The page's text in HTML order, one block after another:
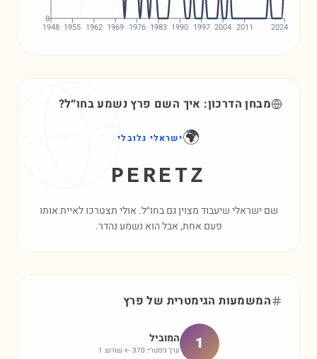
1948 1955 1962 1969 1976 1983 1990 1997 2004 2011 2024
0
מבחן הדרכון: איך השם פרץנשמע בחו״ל?
🌍ישראלי גלובלי
PERETZ
שם ישראלי שיעבוד מצוין גם בחו״ל. אולי תצטרכו לאיית אותו
פעם אחת, אבל הוא נשמע נהדר.
המשמעות הגימטרית של פרץ
1 המוביל
ערך גימטרי: 370 ← שורש: 1